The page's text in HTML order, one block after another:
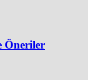
Öneriler